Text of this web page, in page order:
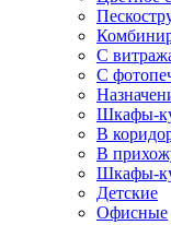
С
С
Шкафы-
В
В
Шкафы-
Детские
Офисные